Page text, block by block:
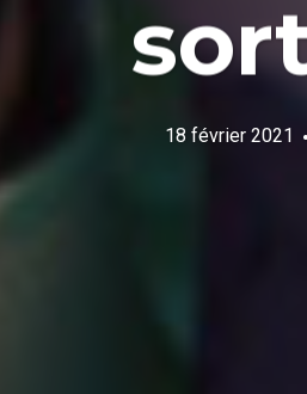
18 février 2021